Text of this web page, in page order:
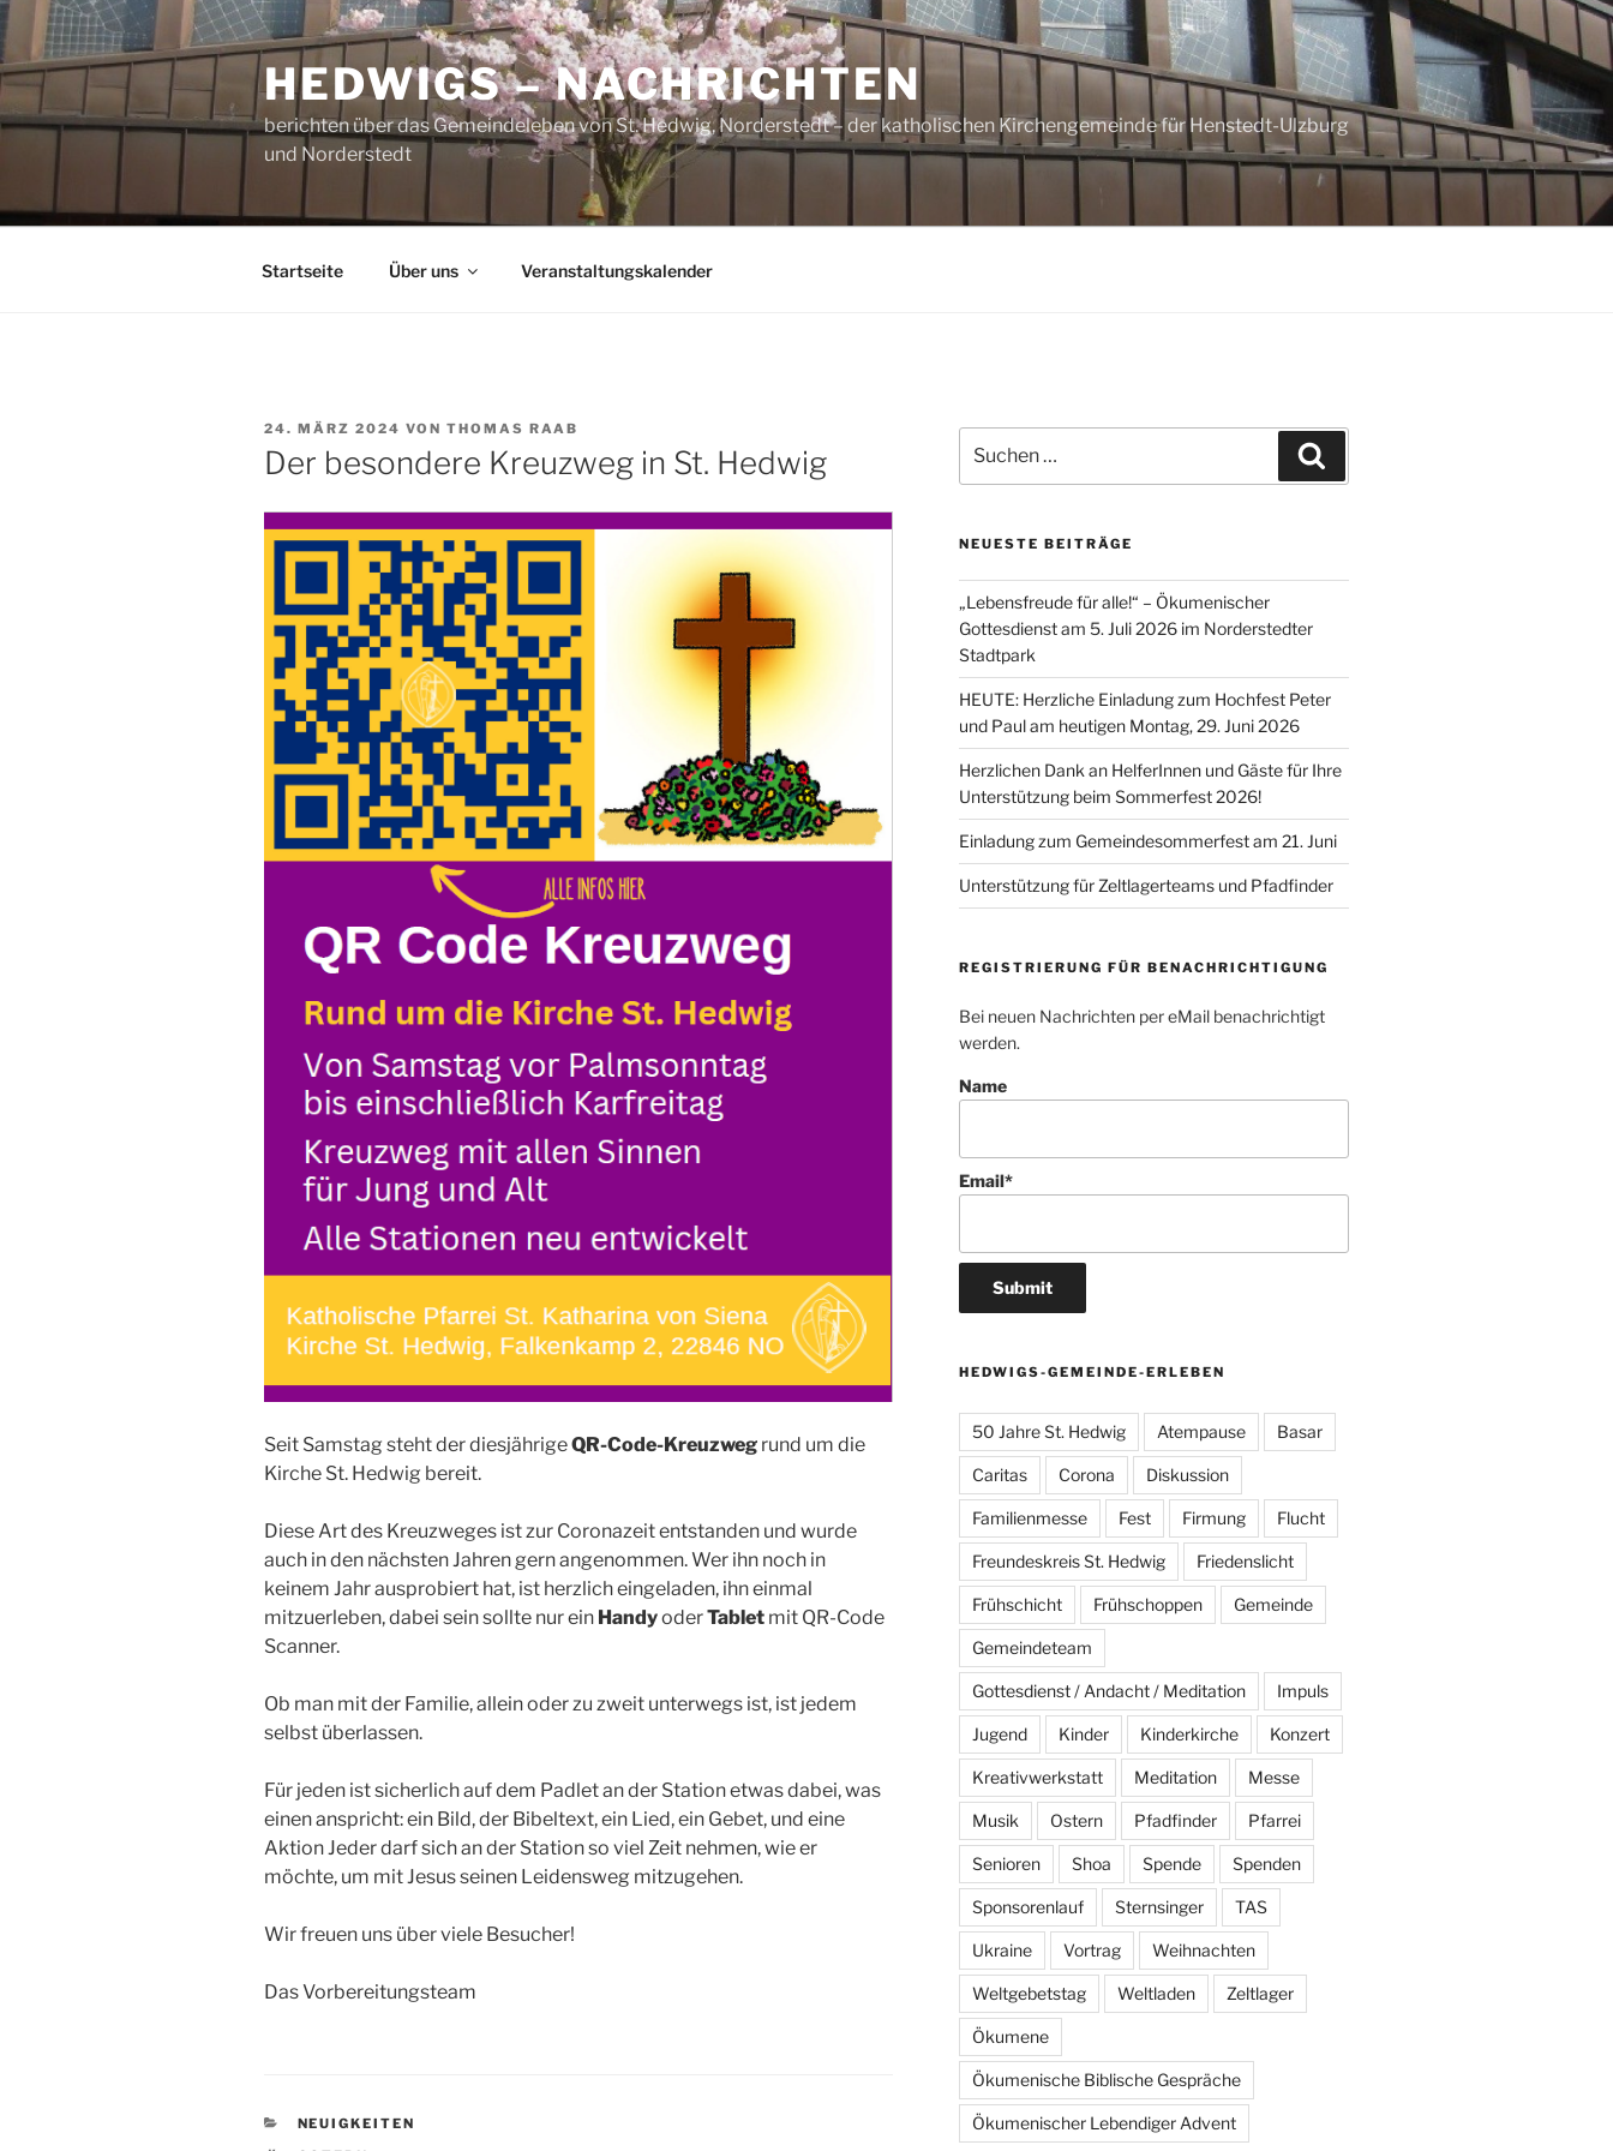
Zum
Inhalt
springen
HEDWIGS – NACHRICHTEN
berichten über das Gemeindeleben von St. Hedwig, Norderstedt – der katholischen Kirchengemeinde für Henstedt-Ulzburg
und Norderstedt
Startseite Über uns Veranstaltungskalender
VERÖFFENTLICHT
AM
24. MÄRZ 2024 VON THOMAS RAAB
Der besondere Kreuzweg in St. Hedwig
Seit Samstag steht der diesjährigeQR-Code-Kreuzweg rund um die
Kirche St. Hedwig bereit.
Diese Art des Kreuzweges ist zur Coronazeit entstanden und wurde
auch in den nächsten Jahren gern angenommen. Wer ihn noch in
keinem Jahr ausprobiert hat, ist herzlich eingeladen, ihn einmal
mitzuerleben, dabei sein sollte nur ein HandyoderTablet mit QR-Code
Scanner.
Ob man mit der Familie, allein oder zu zweit unterwegs ist, ist jedem
selbst überlassen.
Für jeden ist sicherlich auf dem Padlet an der Station etwas dabei, was
einen anspricht: ein Bild, der Bibeltext, ein Lied, ein Gebet, und eine
Aktion Jeder darf sich an der Station so viel Zeit nehmen, wie er
möchte, um mit Jesus seinen Leidensweg mitzugehen.
Wir freuen uns über viele Besucher!
Das Vorbereitungsteam
KATEGORIEN
NEUIGKEITEN
nach:
NEUESTE BEITRÄGE
„Lebensfreude für alle!“ – Ökumenischer
Gottesdienst am 5. Juli 2026 im Norderstedter
Stadtpark
HEUTE: Herzliche Einladung zum Hochfest Peter
und Paul am heutigen Montag, 29. Juni 2026
Herzlichen Dank an HelferInnen und Gäste für Ihre
Unterstützung beim Sommerfest 2026!
Einladung zum Gemeindesommerfest am 21. Juni
Unterstützung für Zeltlagerteams und Pfadfinder
REGISTRIERUNG FÜR BENACHRICHTIGUNG
Bei neuen Nachrichten per eMail benachrichtigt
werden.
Name
Email*
HEDWIGS-GEMEINDE-ERLEBEN
50 Jahre St. Hedwig Atempause Basar
Caritas Corona Diskussion
Familienmesse Fest Firmung Flucht
Freundeskreis St. Hedwig Friedenslicht
Frühschicht Frühschoppen Gemeinde
Gemeindeteam
Gottesdienst / Andacht / Meditation Impuls
Jugend Kinder Kinderkirche Konzert
Kreativwerkstatt Meditation Messe
Musik Ostern Pfadfinder Pfarrei
Senioren Shoa Spende Spenden
Sponsorenlauf Sternsinger TAS
Ukraine Vortrag Weihnachten
Weltgebetstag Weltladen Zeltlager
Ökumene
Ökumenische Biblische Gespräche
Ökumenischer Lebendiger Advent